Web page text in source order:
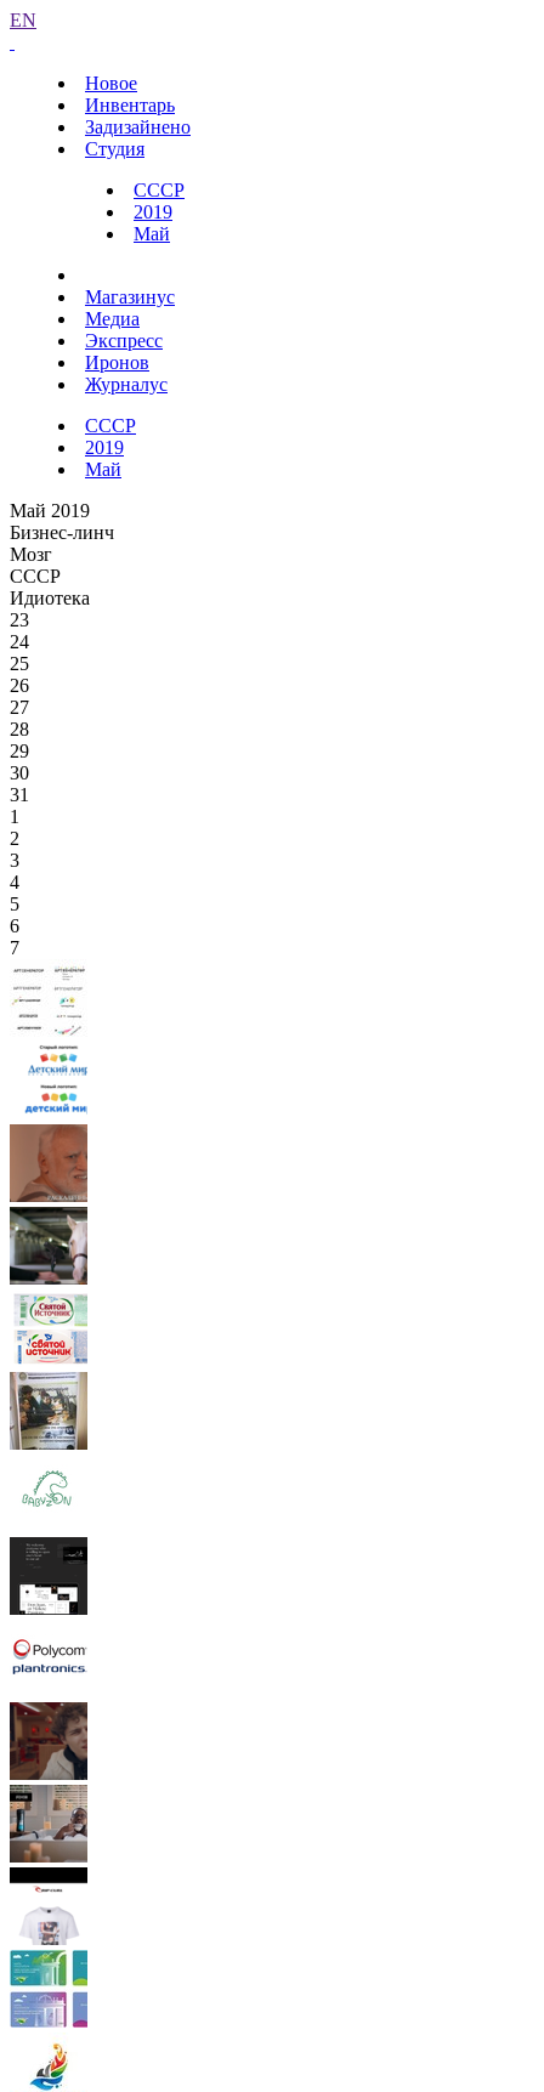
EN
Новое
Инвентарь
Задизайнено
Студия
СССР
2019
Май
Магазинус
Медиа
Экспресс
Иронов
Журналус
СССР
2019
Май
Май 2019
Бизнес-линч
Мозг
СССР
Идиотека
23
24
25
26
27
28
29
30
31
1
2
3
4
5
6
7